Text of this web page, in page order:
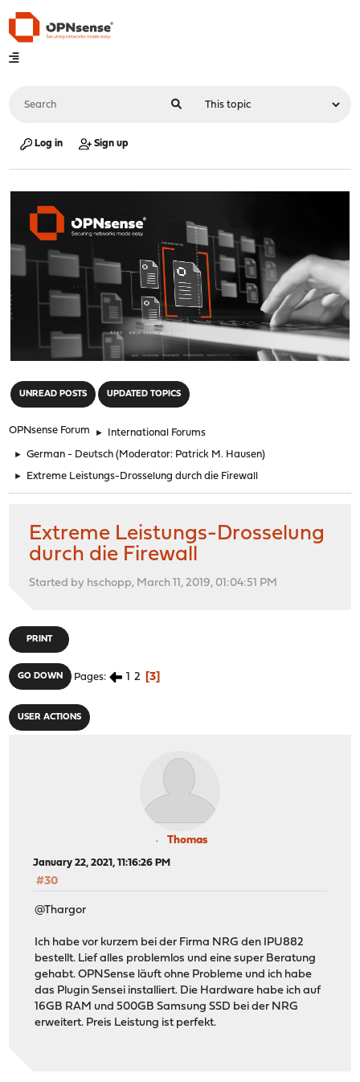
Log in Sign up
UNREAD POSTS UPDATED TOPICS
OPNsense Forum ► International Forums
► German - Deutsch (Moderator: Patrick M. Hausen)
► Extreme Leistungs-Drosselung durch die Firewall
Extreme Leistungs-Drosselung
durch die Firewall
Started by hschopp, March 11, 2019, 01:04:51 PM
PRINT
GO DOWN Pages 1 2 3
USER ACTIONS
Thomas
January 22, 2021, 11:16:26 PM
#30
@Thargor
Ich habe vor kurzem bei der Firma NRG den IPU882
bestellt. Lief alles problemlos und eine super Beratung
gehabt. OPNSense läuft ohne Probleme und ich habe
das Plugin Sensei installiert. Die Hardware habe ich auf
16GB RAM und 500GB Samsung SSD bei der NRG
erweitert. Preis Leistung ist perfekt.